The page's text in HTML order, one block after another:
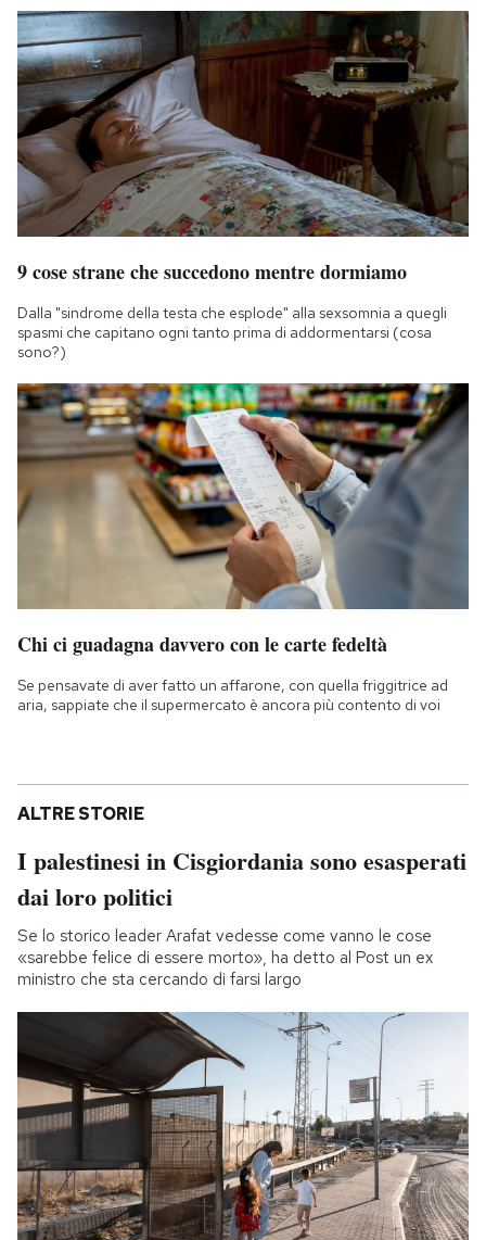
9 cose strane che succedono mentre dormiamo
Dalla "sindrome della testa che esplode" alla sexsomnia a quegli
spasmi che capitano ogni tanto prima di addormentarsi (cosa
sono?)
Chi ci guadagna davvero con le carte fedeltà
Se pensavate di aver fatto un affarone, con quella friggitrice ad
aria, sappiate che il supermercato è ancora più contento di voi
ALTRE STORIE
I palestinesi in Cisgiordania sono esasperati
dai loro politici
Se lo storico leader Arafat vedesse come vanno le cose
«sarebbe felice di essere morto», ha detto al Post un ex
ministro che sta cercando di farsi largo